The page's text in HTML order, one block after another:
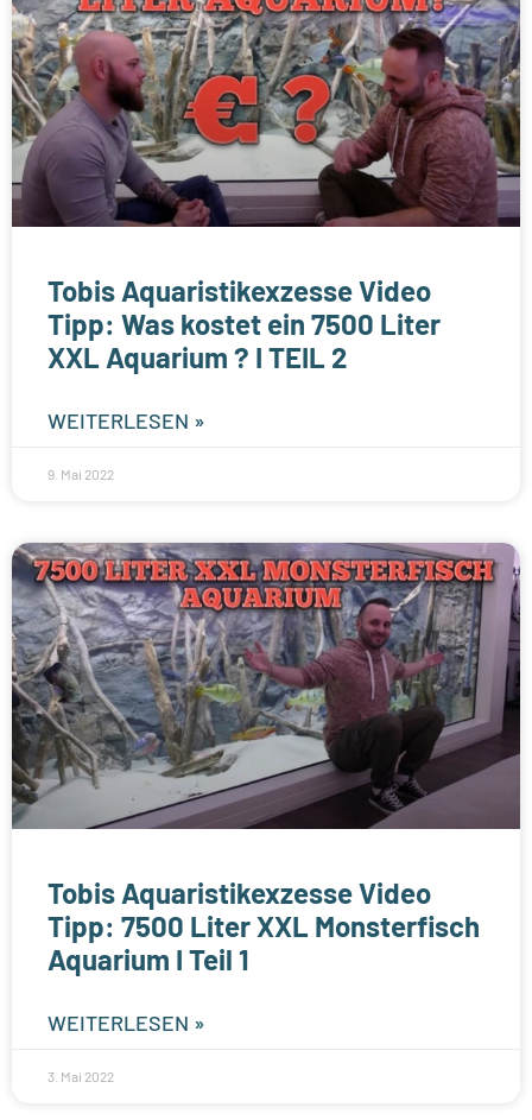
Tobis Aquaristikexzesse Video
Tipp: Was kostet ein 7500 Liter
XXL Aquarium ? I TEIL 2
WEITERLESEN »
9. Mai 2022
Tobis Aquaristikexzesse Video
Tipp: 7500 Liter XXL Monsterfisch
Aquarium I Teil 1
WEITERLESEN »
3. Mai 2022